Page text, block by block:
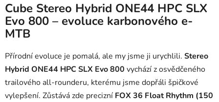
Cube Stereo Hybrid ONE44 HPC SLX
Evo 800 – evoluce karbonového e-
MTB
Přírodní evoluce je pomalá, ale my jsme ji urychlili. Stereo
Hybrid ONE44 HPC SLX Evo 800 vychází z osvědčeného
trailového all-rounderu, kterému jsme dopřáli špičkové
vylepšení. Zůstává zde precizní FOX 36 Float Rhythm (150